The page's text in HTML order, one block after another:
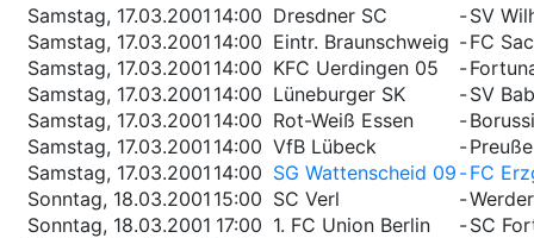
Samstag, 17.03.2001 14:00 Dresdner SC -SV
Samstag, 17.03.2001 14:00 Eintr. Braunschweig -FC
Samstag, 17.03.2001 14:00 KFC Uerdingen 05 -
Samstag, 17.03.2001 14:00 Lüneburger SK -SV
Samstag, 17.03.2001 14:00 Rot-Weiß Essen -
Samstag, 17.03.2001 14:00 VfB Lübeck -
Samstag, 17.03.2001 14:00 SG Wattenscheid 09 -FC
Sonntag, 18.03.2001 15:00 SC Verl -
Sonntag, 18.03.2001 17:00 1. FC Union Berlin -SC